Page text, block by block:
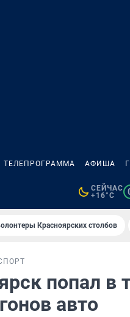
ТЕЛЕПРОГРАММА АФИША
СЕЙЧАС
+16°C
Красноярских столбов
попал в
авто